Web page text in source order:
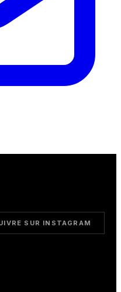
SUR INSTAGRAM